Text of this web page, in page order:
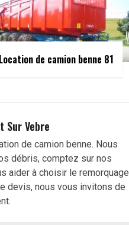
Location de camion benne 81
Sur Vebre
de camion benne. Nous
débris, comptez sur nos
aider à choisir le remorquage
devis, nous vous invitons de